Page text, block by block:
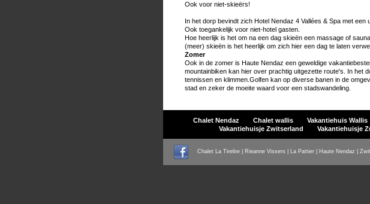
Ook voor niet-skieërs!
In het dorp bevindt zich Hotel Nendaz 4 Vallées & Spa met een
Ook toegankelijk voor niet-hotel gasten.
Hoe heerlijk is het om na een dag skieën een massage of
(meer) skieën is het heerlijk om zich hier een dag te laten
Zomer
Ook in de zomer is Haute Nendaz een geweldige
mountainbiken kan hier over prachtig uitgezette route's. In het
tennissen en klimmen.Golfen kan op diverse banen in de
stad en zeker de moeite waard voor een stadswandeling.
Chalet Nendaz Chalet wallis Vakantiehuis Wallis
Vakantiehuisje Zwitserland
Vakantiehuisje
Chalet La Tirelire | Rieanne Vissers | La Pattier | Haute Nendaz |